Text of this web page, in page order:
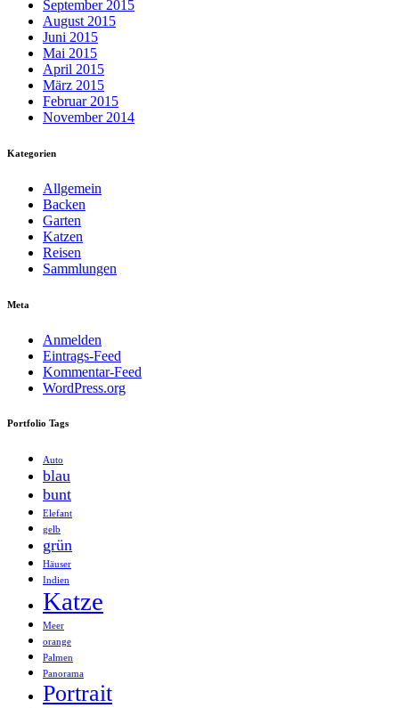
September 2015
August 2015
Juni 2015
Mai 2015
April 2015
März 2015
Februar 2015
November 2014
Kategorien
Allgemein
Backen
Garten
Katzen
Reisen
Sammlungen
Meta
Anmelden
Eintrags-Feed
Kommentar-Feed
WordPress.org
Portfolio Tags
Auto
blau
bunt
Elefant
gelb
grün
Häuser
Indien
Katze
Meer
orange
Palmen
Panorama
Portrait